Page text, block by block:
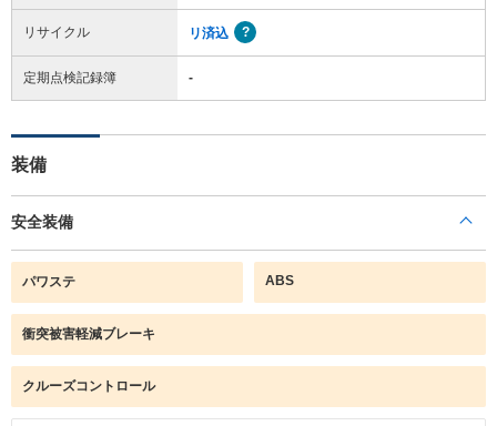
リサイクル リ済込
定期点検記録簿 -
装備
安全装備
パワステ ABS
衝突被害軽減ブレーキ
クルーズコントロール